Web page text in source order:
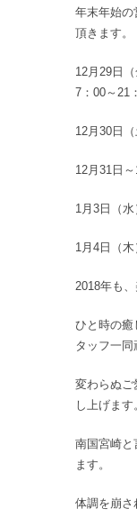
年末年始の
頂きます。
12月29日
7：00～21
12月30日
12月31日
1月3日（
1月4日（
2018年も
ひと時の癒
タッフ一同
変わらぬご
し上げます
南国宮崎と
ます。
体調を崩さ